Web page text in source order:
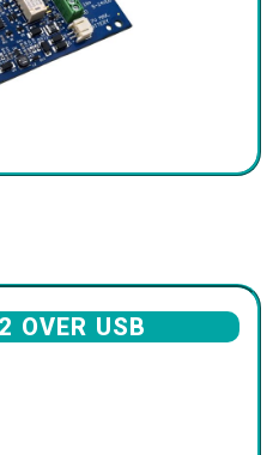
OVER USB